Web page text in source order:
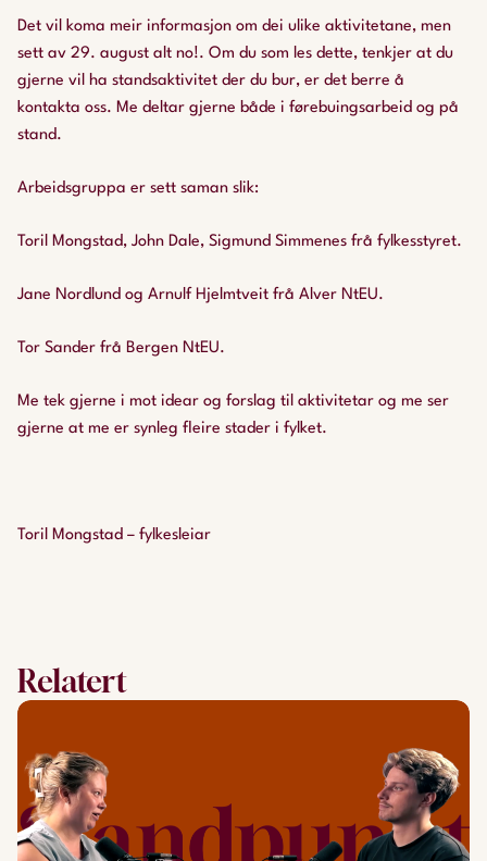
Det vil koma meir informasjon om dei ulike aktivitetane, men
sett av 29. august alt no!. Om du som les dette, tenkjer at du
gjerne vil ha standsaktivitet der du bur, er det berre å
kontakta oss. Me deltar gjerne både i førebuingsarbeid og på
stand.
Arbeidsgruppa er sett saman slik:
Toril Mongstad, John Dale, Sigmund Simmenes frå fylkesstyret.
Jane Nordlund og Arnulf Hjelmtveit frå Alver NtEU.
Tor Sander frå Bergen NtEU.
Me tek gjerne i mot idear og forslag til aktivitetar og me ser
gjerne at me er synleg fleire stader i fylket.
Toril Mongstad – fylkesleiar
Relatert